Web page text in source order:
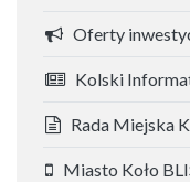
Oferty
Kolski
Rada Miejska
Miasto Koło